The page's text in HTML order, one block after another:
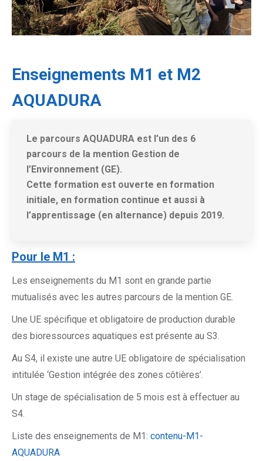
Enseignements M1 et M2
AQUADURA
Le parcours AQUADURA est l’un des 6
parcours de la mention Gestion de
l’Environnement (GE).
Cette formation est ouverte en formation
initiale, en formation continue et aussi à
l’apprentissage (en alternance) depuis 2019.
Pour le M1 :
Les enseignements du M1 sont en grande partie
mutualisés avec les autres parcours de la mention GE.
Une UE spécifique et obligatoire de production durable
des bioressources aquatiques est présente au S3.
Au S4, il existe une autre UE obligatoire de spécialisation
intitulée ‘Gestion intégrée des zones côtières’.
Un stage de spécialisation de 5 mois est à effectuer au
S4.
Liste des enseignements de M1: contenu-M1-
AQUADURA